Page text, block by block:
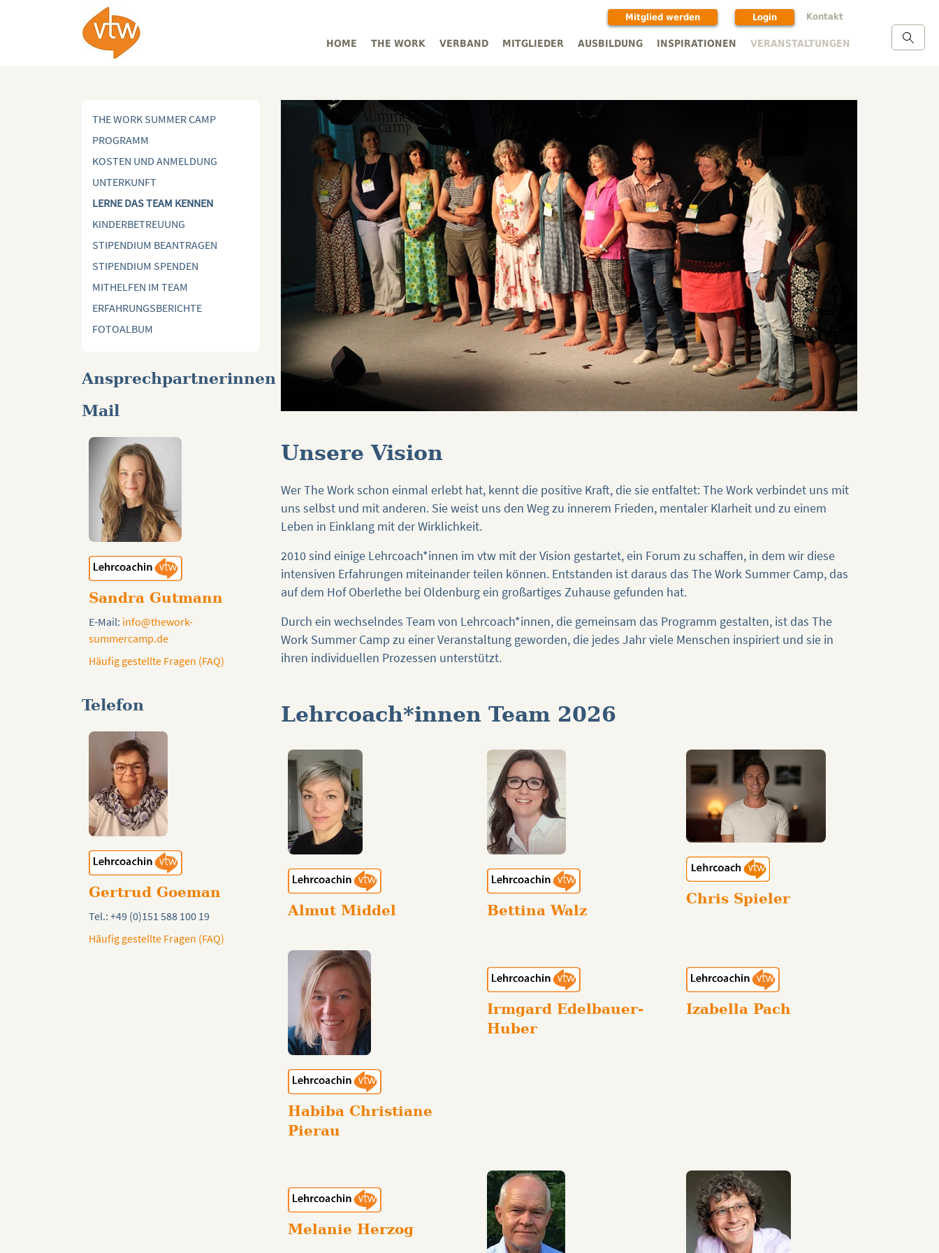
Mitglied werden Login Kontakt
HOME THE WORK VERBAND MITGLIEDER AUSBILDUNG INSPIRATIONEN VERANSTALTUNGEN
THE WORK SUMMER CAMP
PROGRAMM
KOSTEN UND ANMELDUNG
UNTERKUNFT
LERNE DAS TEAM KENNEN
KINDERBETREUUNG
STIPENDIUM BEANTRAGEN
STIPENDIUM SPENDEN
MITHELFEN IM TEAM
ERFAHRUNGSBERICHTE
FOTOALBUM
Ansprechpartnerinnen
Mail
Sandra Gutmann
E-Mail: info@thework-
summercamp.de
Häufig gestellte Fragen (FAQ)
Telefon
Gertrud Goeman
Tel.: +49 (0)151 588 100 19
Häufig gestellte Fragen (FAQ)
Unsere Vision
Wer The Work schon einmal erlebt hat, kennt die positive Kraft, die sie entfaltet: The Work verbindet uns mit
uns selbst und mit anderen. Sie weist uns den Weg zu innerem Frieden, mentaler Klarheit und zu einem
Leben in Einklang mit der Wirklichkeit.
2010 sind einige Lehrcoach*innen im vtw mit der Vision gestartet, ein Forum zu schaffen, in dem wir diese
intensiven Erfahrungen miteinander teilen können. Entstanden ist daraus das The Work Summer Camp, das
auf dem Hof Oberlethe bei Oldenburg ein großartiges Zuhause gefunden hat.
Durch ein wechselndes Team von Lehrcoach*innen, die gemeinsam das Programm gestalten, ist das The
Work Summer Camp zu einer Veranstaltung geworden, die jedes Jahr viele Menschen inspiriert und sie in
ihren individuellen Prozessen unterstützt.
Lehrcoach*innen Team 2026
Almut Middel Bettina Walz
Chris Spieler
Habiba Christiane
Pierau
Irmgard Edelbauer-
Huber
Izabella Pach
Melanie Herzog